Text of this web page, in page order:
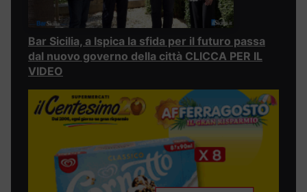
Bar Sicilia, a Ispica la sfida per il futuro passa
dal nuovo governo della città CLICCA PER IL
VIDEO